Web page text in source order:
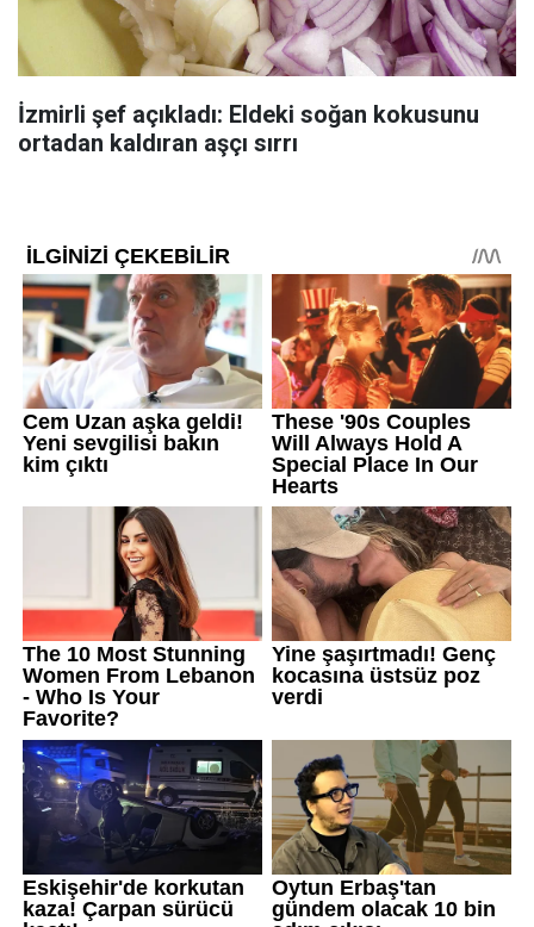
İzmirli şef açıkladı: Eldeki soğan kokusunu
ortadan kaldıran aşçı sırrı